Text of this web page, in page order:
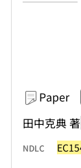
Paper
田中克典 著
NDLC